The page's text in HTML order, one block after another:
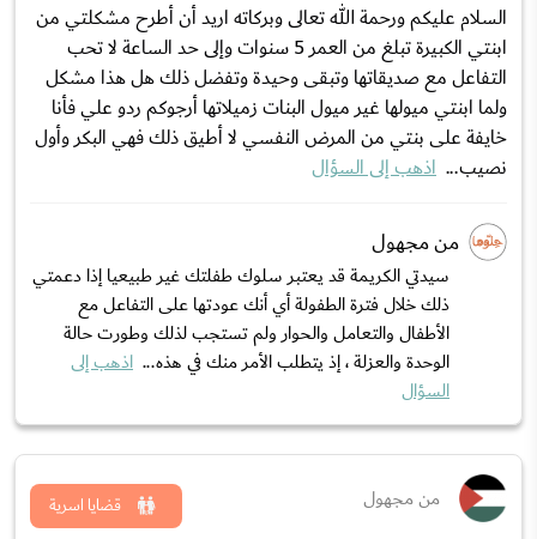
السلام عليكم ورحمة الله تعالى وبركاته اريد أن أطرح مشكلتي من
ابنتي الكبيرة تبلغ من العمر 5 سنوات وإلى حد الساعة لا تحب
التفاعل مع صديقاتها وتبقى وحيدة وتفضل ذلك هل هذا مشكل
ولما ابنتي ميولها غير ميول البنات زميلاتها أرجوكم ردو علي فأنا
خايفة على بنتي من المرض النفسي لا أطيق ذلك فهي البكر وأول
نصيب... اذهب إلى السؤال
من مجهول
سيدتي الكريمة قد يعتبر سلوك طفلتك غير طبيعيا إذا دعمتي
ذلك خلال فترة الطفولة أي أنك عودتها على التفاعل مع
الأطفال والتعامل والحوار ولم تستجب لذلك وطورت حالة
الوحدة والعزلة ، إذ يتطلب الأمر منك في هذه... اذهب إلى
السؤال
من مجهول قضايا اسرية